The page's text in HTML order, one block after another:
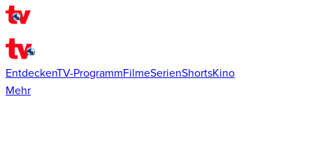
EntdeckenTV-ProgrammFilmeSerienShortsKino
Mehr